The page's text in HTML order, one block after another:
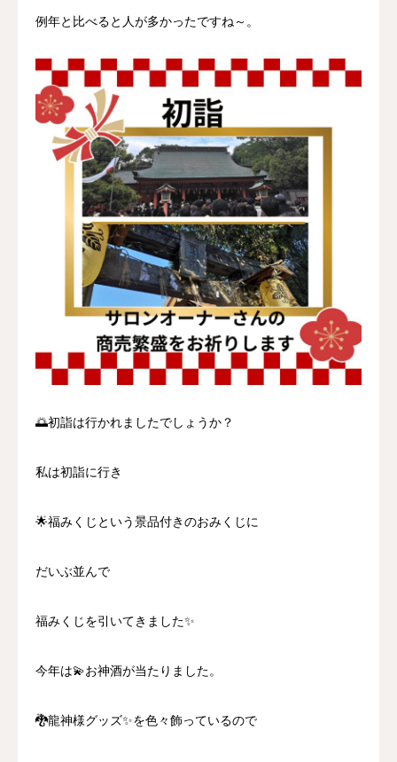
例年と比べると人が多かったですね～。
🌅初詣は行かれましたでしょうか？
私は初詣に行き
🌟福みくじという景品付きのおみくじに
だいぶ並んで
福みくじを引いてきました✨
今年は💫お神酒が当たりました。
🐉龍神様グッズ✨を色々飾っているので